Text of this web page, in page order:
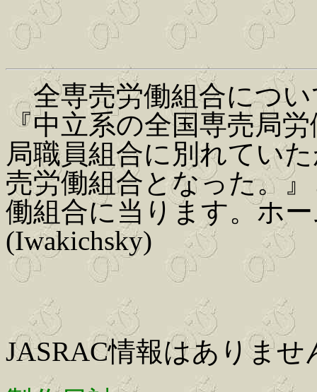
全専売労働組合につ
『中立系の全国専売局
局職員組合に別れてい
売労働組合となった。
働組合に当ります。ホ
(Iwakichsky)
JASRAC情報はありませ